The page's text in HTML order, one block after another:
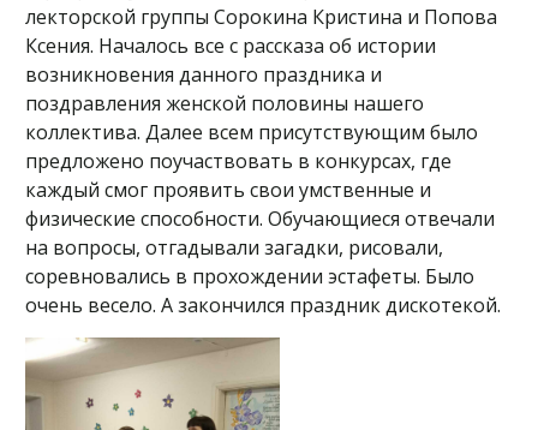
лекторской группы Сорокина Кристина и Попова
Ксения. Началось все с рассказа об истории
возникновения данного праздника и
поздравления женской половины нашего
коллектива. Далее всем присутствующим было
предложено поучаствовать в конкурсах, где
каждый смог проявить свои умственные и
физические способности. Обучающиеся отвечали
на вопросы, отгадывали загадки, рисовали,
соревновались в прохождении эстафеты. Было
очень весело. А закончился праздник дискотекой.